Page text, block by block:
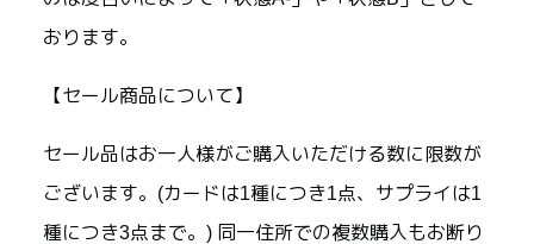
おります。
【セール商品について】
セール品はお一人様がご購入いただける数に限数が
ございます。(カードは1種につき1点、サプライは1
種につき3点まで。) 同一住所での複数購入もお断り